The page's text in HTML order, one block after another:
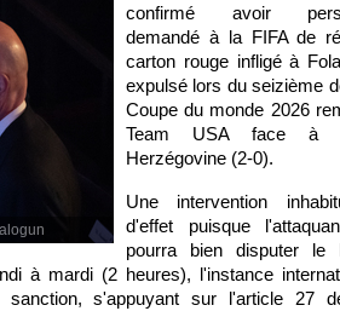
confirmé avoir
demandé à la FIFA de
carton rouge infligé à
expulsé lors du seizième
Coupe du monde 2026
Team USA face à
Herzégovine (2-0).
Une intervention
d'effet puisque
pourra bien disputer le
à mardi (2 heures), l'instance
s'appuyant sur l'article 27